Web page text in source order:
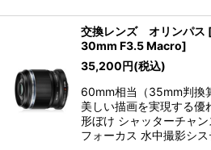
交換レンズ オリンパス
30mm F3.5 Macro]
35,200円(税込)
60mm相当（35mm判換
美しい描画を実現する優
形ぼけ シャッターチャ
フォーカス 水中撮影シ